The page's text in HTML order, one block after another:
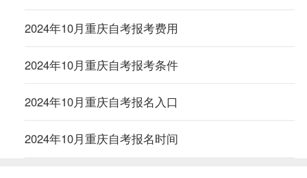
2024年10月重庆自考报考费用
2024年10月重庆自考报考条件
2024年10月重庆自考报名入口
2024年10月重庆自考报名时间